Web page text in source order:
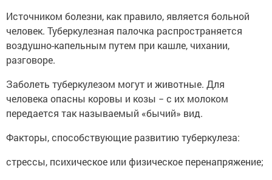
Источником болезни, как правило, является больной
человек. Туберкулезная палочка распространяется
воздушно-капельным путем при кашле, чихании,
разговоре.
Заболеть туберкулезом могут и животные. Для
человека опасны коровы и козы − с их молоком
передается так называемый «бычий» вид.
Факторы, способствующие развитию туберкулеза:
стрессы, психическое или физическое перенапряжение;